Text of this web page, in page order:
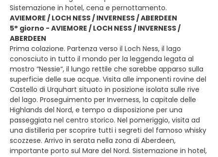
Sistemazione in hotel, cena e pernottamento.
AVIEMORE / LOCH NESS / INVERNESS / ABERDEEN
5° giorno - AVIEMORE / LOCH NESS / INVERNESS /
ABERDEEN
Prima colazione. Partenza verso il Loch Ness, il lago
conosciuto in tutto il mondo per la leggenda legata al
mostro “Nessie“, il lungo rettile che sarebbe apparso sulla
superficie delle sue acque. Visita alle imponenti rovine del
Castello di Urquhart situato in posizione isolata sulle rive
del lago. Proseguimento per Inverness, la capitale delle
Highlands del Nord, e tempo a disposizione per una
passeggiata nel centro storico. Nel pomeriggio, visita ad
una distilleria per scoprire tutti i segreti del famoso whisky
scozzese. Arrivo in serata nella zona di Aberdeen,
importante porto sul Mare del Nord. Sistemazione in hotel,